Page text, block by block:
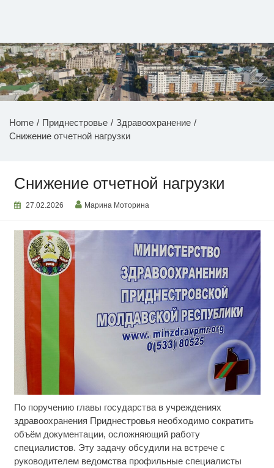
НОВОСТИ ПРИДНЕСТРОВЬЯ
Home Приднестровье
Здравоохранение
Снижение отчетной нагрузки
Снижение отчетной нагрузки
27.02.2026 Марина Моторина
По поручению главы государства в учреждениях
здравоохранения Приднестровья необходимо сократить
объём документации, осложняющий работу
специалистов. Эту задачу обсудили на встрече с
руководителем ведомства профильные специалисты
Скрытая камера на пляже Крыма: Что люди
вытворяют, когда их не видят...
Ролик длится пару секунд, но вы будете в шоке
от увиденного